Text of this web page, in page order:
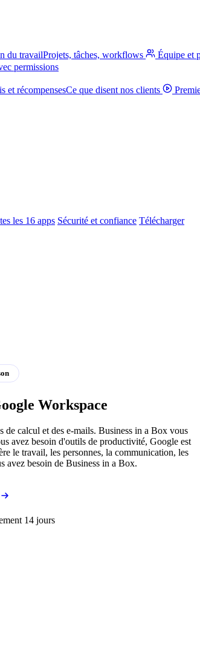
du travailProjets, tâches, workflows Équipe et
permissions
et récompensesCe que disent nos clients
les 16 apps Sécurité et confiance Télécharger
Workspace
calcul et des e-mails. Business in a Box vous
avez besoin d'outils de productivité, Google est
le travail, les personnes, la communication, les
avez besoin de Business in a Box.
14 jours